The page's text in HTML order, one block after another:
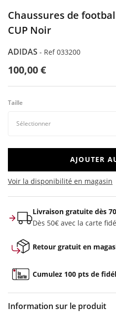
Chaussures de
CUP Noir
ADIDAS - Ref 033200
100,00 €
Taille
AJOUTER
Voir la disponibilité en magasin
Livraison gratuite dès
Dès 50€ avec la carte
Retour gratuit en
Cumulez 100 pts de
Information sur le produit